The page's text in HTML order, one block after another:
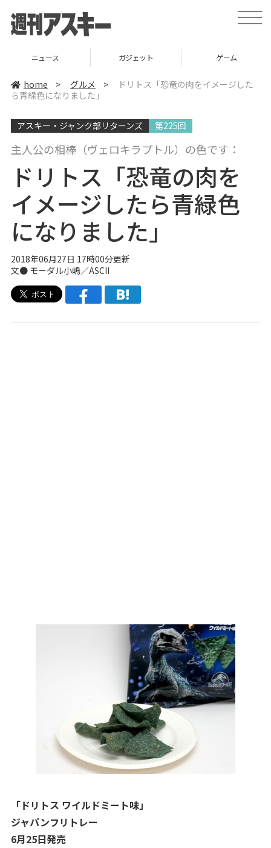
t
o
v
ニュース ガジェット ゲーム
home > グルメ >
ドリトス「恐竜の肉をイメージした
ら青緑色になりました」
アスキー・ジャンク部リターンズ 第225回
主人公の相棒（ヴェロキラプトル）の色です：
ドリトス「恐竜の肉を
イメージしたら青緑色
になりました」
2018年06月27日 17時00分更新
文● モーダル小嶋／ASCII
「ドリトス ワイルドミート味」
ジャパンフリトレー
6月25日発売